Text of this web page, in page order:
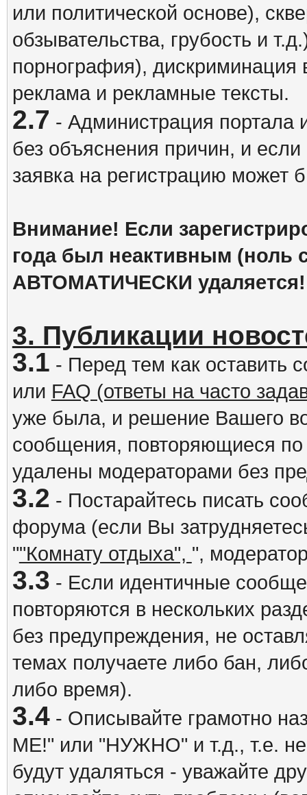
или политической основе),
обзывательства, грубость и
порнография),
реклама и рекламные тексты.
2.7 - Администрация портала
без объяснения причин, и
заявка на регистрацию может
Внимание! Если
года был неактивным (ноль
АВТОМАТИЧЕСКИ удаляется!
3. Публикации
3.1 - Перед тем как оставить
или FAQ (ответы на часто
уже была, и решение Вашего
сообщения, повторяющиеся
удалены модераторами без
3.2 - Постарайтесь писать
форума (если Вы
""Комнату отдыха", ",
3.3 - Если идентичные
повторяются в нескольких
без предупреждения, не
темах получаете либо бан,
либо время).
3.4- Описывайте грамотно
ME!" или "НУЖНО" и т.д., т.е.
будут удаляться - уважайте